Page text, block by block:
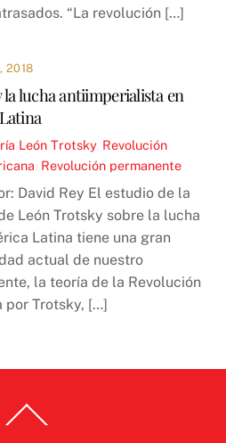
“La revolución […]
2018
lucha antiimperialista en
León Trotsky, Revolución
Revolución permanente
David Rey El estudio de la
León Trotsky sobre la lucha
Latina tiene una gran
actual de nuestro
la teoría de la Revolución
por Trotsky, […]
To